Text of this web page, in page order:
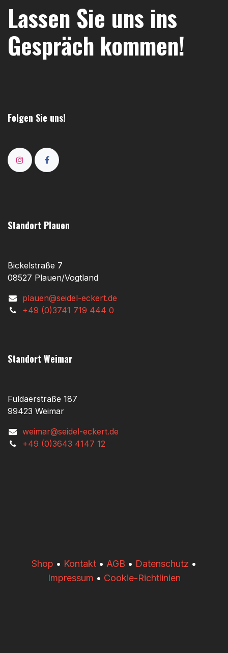
Lassen Sie uns ins
Gespräch kommen!
Folgen Sie uns!
Standort Plauen
Bickelstraße 7
08527 Plauen/Vogtland
plauen@seidel-eckert.de
+49 (0)3741 719 444 0
Standort Weimar
Fuldaerstraße 187
99423 Weimar
weimar@seidel-eckert.de
+49 (0)3643 4147 12
​​Shop • Kontakt • AGB • Datenschutz •
Impressum • Cookie-Richtlinien